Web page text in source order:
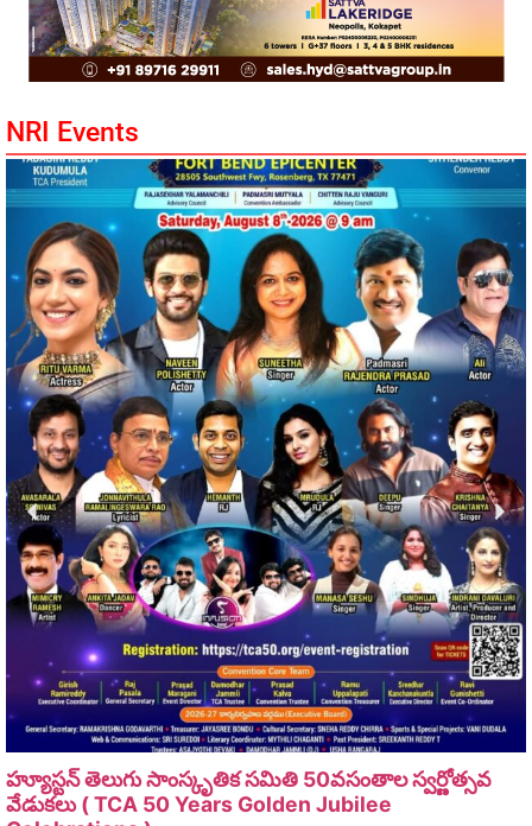
NRI Events
హ్యూస్టన్ తెలుగు సాంస్కృతిక సమితి 50వసంతాల స్వర్ణోత్సవ
వేడుకలు ( TCA 50 Years Golden Jubilee